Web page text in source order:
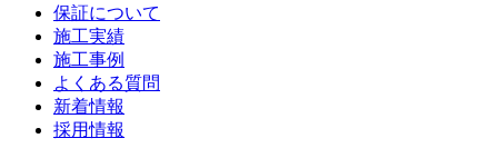
保証について
施工実績
施工事例
よくある質問
新着情報
採用情報